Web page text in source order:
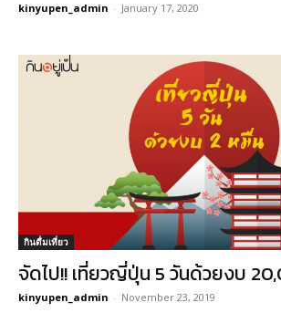
kinyupen_admin - January 17, 2020
กินดื่มเที่ยว
จัดไป!! เที่ยวญี่ปุ่น 5 วันด้วยงบ
kinyupen_admin - November 23, 2019